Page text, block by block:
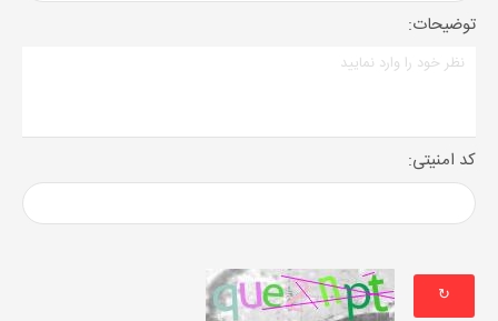
توضیحات:
کد امنیتی:
↻